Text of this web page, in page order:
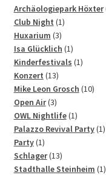
Archäologiepark Höxter
Club Night 11
Huxarium 33
Produkte
Isa Glücklich 11
Produkt
Kinderfestivals 11
Konzert 1313
Produkte
Mike Leon Grosch 1010
Open Air 33
Produkte
OWL Nightlife 11
Produkt
Palazzo Revival Party 11
Party 11
Produkt
Schlager 1313
Produkte
Stadthalle Steinheim 11